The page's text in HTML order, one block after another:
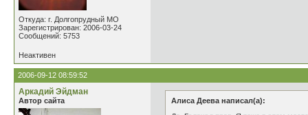
Откуда: г. Долгопрудный МО
Зарегистрирован: 2006-03-24
Сообщений: 5753
Неактивен
2006-09-12 08:59:52
Аркадий Эйдман
Автор сайта
Алиса Деева написал(а):